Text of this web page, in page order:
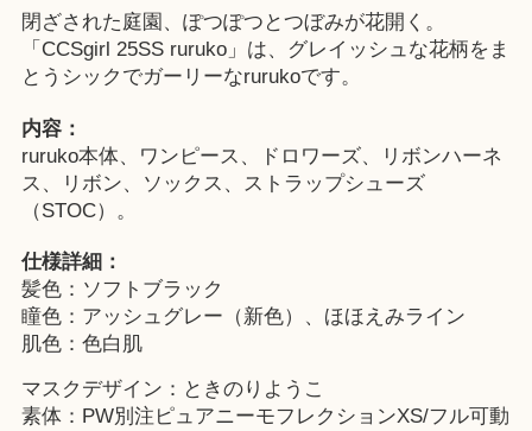
閉ざされた庭園、ぽつぽつとつぼみが花開く。
「CCSgirl 25SS ruruko」は、グレイッシュな花柄をま
とうシックでガーリーなrurukoです。
内容：
ruruko本体、ワンピース、ドロワーズ、リボンハーネ
ス、リボン、ソックス、ストラップシューズ
（STOC）。
仕様詳細：
髪色：ソフトブラック
瞳色：アッシュグレー（新色）、ほほえみライン
肌色：色白肌
マスクデザイン：ときのりようこ
素体：PW別注ピュアニーモフレクションXS/フル可動